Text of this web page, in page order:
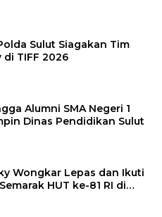
Sulut Siagakan Tim
di TIFF 2026
Alumni SMA Negeri 1
Dinas Pendidikan Sulut
Wongkar Lepas dan Ikuti
HUT ke-81 RI di